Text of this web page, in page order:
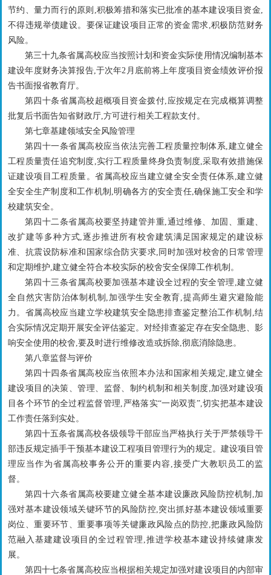
节约、量力而行的原则,积极筹措和落实已批准的基本建设项目资金,
不得违规举债建设。要保证建设项目正常的资金需求,积极防范财务
风险。
第三十九条省属高校应当按照计划和资金实际使用情况编制基本
建设年度财务决算报告,于次年2月底前将上年度项目资金绩效评价报
告书面报省教育厅。
第四十条省属高校超概项目资金拨付,应按规定在完成概算调整
批复后书面告知省财政厅,方可进行相关工程款支付。
第七章基建领域安全风险管理
第四十一条省属高校应当依法完善工程质量控制体系,建立健全
工程质量责任追究制度,实行工程质量终身负责制度,采取有效措施保
证建设项目工程质量。省属高校应当建立健全安全责任体系,建立健
全安全生产制度和工作机制,明确各方的安全责任,确保施工安全和学
校建筑安全。
第四十二条省属高校要坚持建管并重,通过维修、加固、重建、
改扩建等多种方式,逐步推进所有校舍建筑满足国家规定的建设标
准、抗震设防标准和国家综合防灾要求,同时加强对校舍的日常管理
和定期维护,建立健全符合本校实际的校舍安全保障工作机制。
第四十三条省属高校要加强基本建设全过程的安全管理,建立健
全自然灾害防治体制机制,加强学生安全教育,提高师生避灾避险能
力。省属高校应当建立学校建筑安全隐患排查鉴定整治工作机制,结
合实际情况定期开展安全评估鉴定。对经排查鉴定存在安全隐患、影
响安全使用的校舍,要及时进行维修改造或拆除,彻底消除隐患。
第八章监督与评价
第四十四条省属高校应当依照本办法和国家相关规定,建立健全
建设项目的决策、管理、监督、制约机制和相关制度,加强对建设项
目各个环节的全过程监督管理,严格落实“一岗双责”,切实把基本建设
工作责任落到实处。
第四十五条省属高校各级领导干部应当严格执行关于严禁领导干
部违反规定插手干预基本建设工程项目管理行为的规定。建设项目管
理应当作为省属高校事务公开的重要内容,接受广大教职员工的监
督。
第四十六条省属高校要建立健全基本建设廉政风险防控机制,加
强对基本建设领域关键环节的风险防控,突出抓好基本建设领域重要
岗位、重要环节、重要事项等关键廉政风险点的防控,把廉政风险防
范融入基建建设项目的全过程管理,推进学校基本建设持续健康发
展。
第四十七条省属高校应当根据相关规定加强对建设项目的内部审